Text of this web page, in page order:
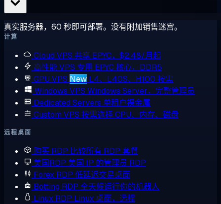
真实服务器，60 秒即可部署。没有附加销售迷宫。
计算
Cloud VPS 共享 EPYC，$2.48/月起
高性能 VPS 专用 EPYC 核心，DDR5
GPU VPS New L4、L40S、H100 按需
Windows VPS Windows Server，完整管理员
Dedicated Servers 单租户裸金属
Custom VPS 按需选择 CPU、内存、磁盘
远程桌面
购买 RDP 比较所有 RDP 套餐
美国RDP 美国 IP 的管理员 RDP
Forex RDP 低延迟交易桌面
Botting RDP 全天候运行你的机器人
Linux RDP Linux 桌面，远程